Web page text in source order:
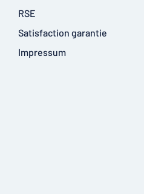
RSE
Satisfaction garantie
Impressum